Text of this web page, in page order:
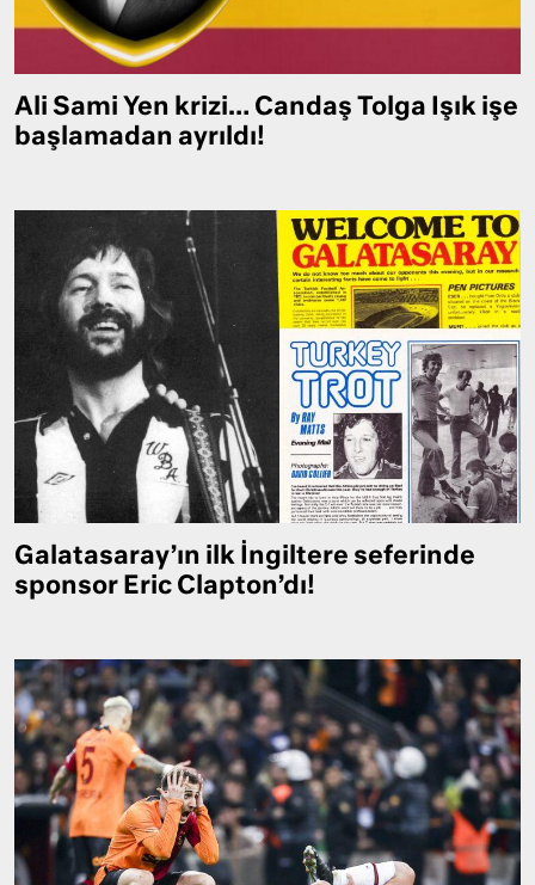
Ali Sami Yen krizi… Candaş Tolga Işık işe
başlamadan ayrıldı!
Galatasaray’ın ilk İngiltere seferinde
sponsor Eric Clapton’dı!